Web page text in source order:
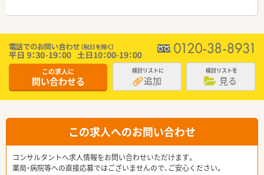
この求人に
問い合わせる
検討リストに
追加
検討リストを
見る
この求人へのお問い合わせ
コンサルタントへ求人情報をお問い合わせいただけます。
薬局・病院等への直接応募ではございませんので、ご安心ください。